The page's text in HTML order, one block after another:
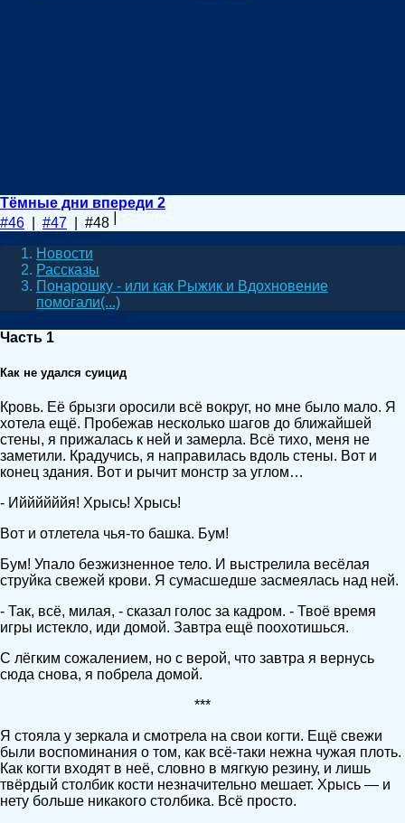
Тёмные дни впереди 2
#46
#47 | #48
Новости
Рассказы
Понарошку - или как Рыжик и Вдохновение
помогали(...)
Часть 1
Как не удался суицид
Кровь. Её брызги оросили всё вокруг, но мне было мало. Я
хотела ещё. Пробежав несколько шагов до ближайшей
стены, я прижалась к ней и замерла. Всё тихо, меня не
заметили. Крадучись, я направилась вдоль стены. Вот и
конец здания. Вот и рычит монстр за углом…
- Иййййййя! Хрысь! Хрысь!
Вот и отлетела чья-то башка. Бум!
Бум! Упало безжизненное тело. И выстрелила весёлая
струйка свежей крови. Я сумасшедше засмеялась над ней.
- Так, всё, милая, - сказал голос за кадром. - Твоё время
игры истекло, иди домой. Завтра ещё поохотишься.
С лёгким сожалением, но с верой, что завтра я вернусь
сюда снова, я побрела домой.
***
Я стояла у зеркала и смотрела на свои когти. Ещё свежи
были воспоминания о том, как всё-таки нежна чужая плоть.
Как когти входят в неё, словно в мягкую резину, и лишь
твёрдый столбик кости незначительно мешает. Хрысь — и
нету больше никакого столбика. Всё просто.